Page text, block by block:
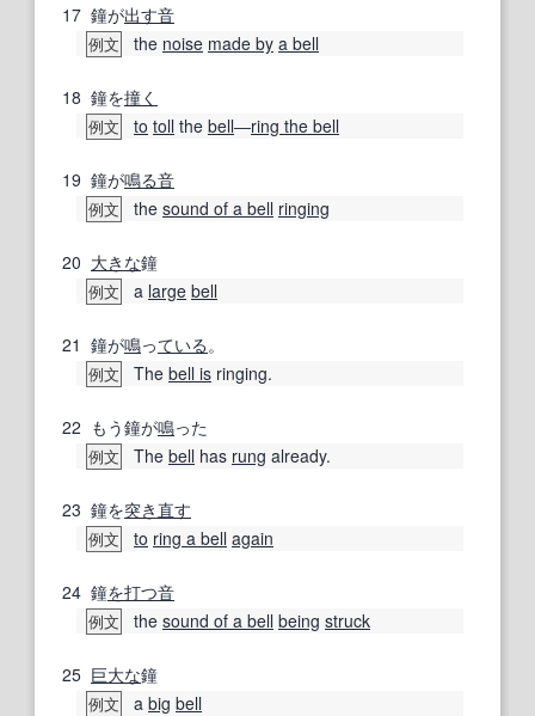
17 鐘が出す音
例文 the noise made by a bell
18 鐘を撞く
例文 to toll the bell―ring the bell
19 鐘が鳴る音
例文 the sound of a bell ringing
20 大きな鐘
例文 a large bell
21 鐘が鳴っている 。
例文 The bell is ringing.
22 もう鐘が鳴った
例文 The bell has rung already.
23 鐘を突き直す
例文 to ring a bell again
24 鐘を打つ音
例文 the sound of a bell being struck
25 巨大な鐘
例文 a big bell